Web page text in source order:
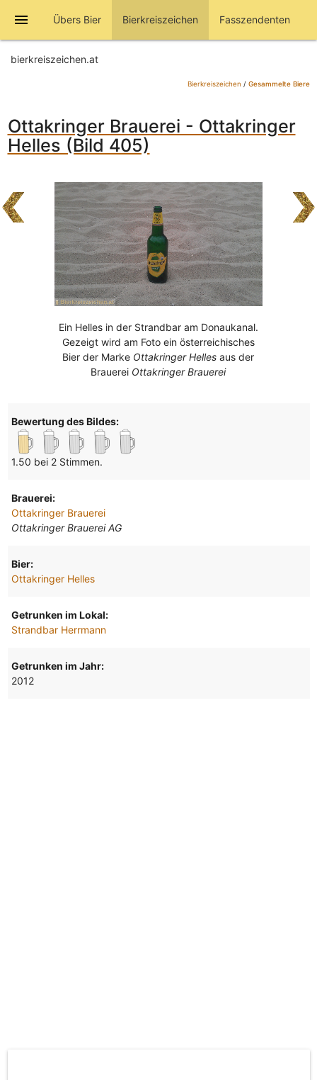
menu Übers Bier Bierkreiszeichen Fasszendenten
bierkreiszeichen.at
Bierkreiszeichen / Gesammelte Biere
Ottakringer Brauerei - Ottakringer
Helles (Bild 405)
Ein Helles in der Strandbar am Donaukanal.
Gezeigt wird am Foto ein österreichisches
Bier der Marke Ottakringer Helles aus der
Brauerei Ottakringer Brauerei
Bewertung des Bildes:
1.50 bei 2 Stimmen.
Brauerei:
Ottakringer Brauerei
Ottakringer Brauerei AG
Bier:
Ottakringer Helles
Getrunken im Lokal:
Strandbar Herrmann
Getrunken im Jahr:
2012